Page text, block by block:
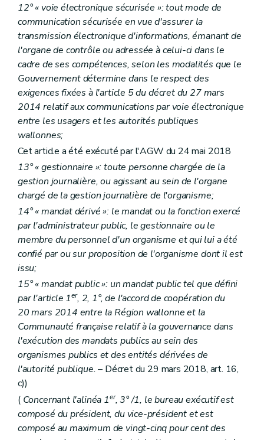
12° « voie électronique sécurisée »: tout mode de
communication sécurisée en vue d'assurer la
transmission électronique d'informations, émanant de
l'organe de contrôle ou adressée à celui-ci dans le
cadre de ses compétences, selon les modalités que le
Gouvernement détermine dans le respect des
exigences fixées à l'article 5 du décret du 27 mars
2014 relatif aux communications par voie électronique
entre les usagers et les autorités publiques
wallonnes;
Cet article a été exécuté par l'AGW du 24 mai 2018
13° « gestionnaire »: toute personne chargée de la
gestion journalière, ou agissant au sein de l'organe
chargé de la gestion journalière de l'organisme;
14° « mandat dérivé »: le mandat ou la fonction exercé
par l'administrateur public, le gestionnaire ou le
membre du personnel d'un organisme et qui lui a été
confié par ou sur proposition de l'organisme dont il est
issu;
15° « mandat public »: un mandat public tel que défini
par l'article 1er, 2, 1°, de l'accord de coopération du
20 mars 2014 entre la Région wallonne et la
Communauté française relatif à la gouvernance dans
l'exécution des mandats publics au sein des
organismes publics et des entités dérivées de
l'autorité publique.– Décret du 29 mars 2018, art. 16,
c))
( Concernant l'alinéa 1er, 3° /1, le bureau exécutif est
composé du président, du vice-président et est
composé au maximum de vingt-cinq pour cent des